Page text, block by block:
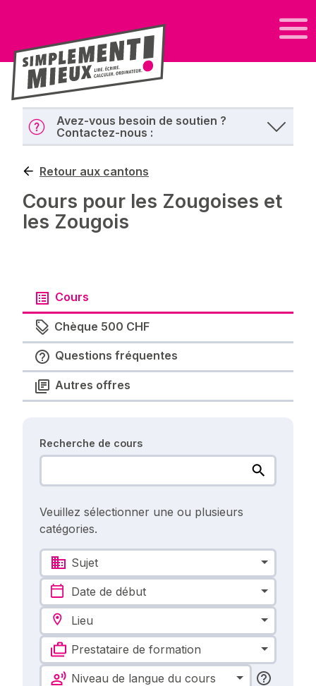
Avez-vous besoin de soutien ?
Contactez-nous :
Retour aux cantons
Cours pour les Zougoises et
les Zougois
Cours
Chèque 500 CHF
Questions fréquentes
Autres offres
Recherche de cours
Veuillez sélectionner une ou plusieurs
catégories.
Sujet
Date de début
Lieu
Prestataire de formation
Niveau de langue du cours